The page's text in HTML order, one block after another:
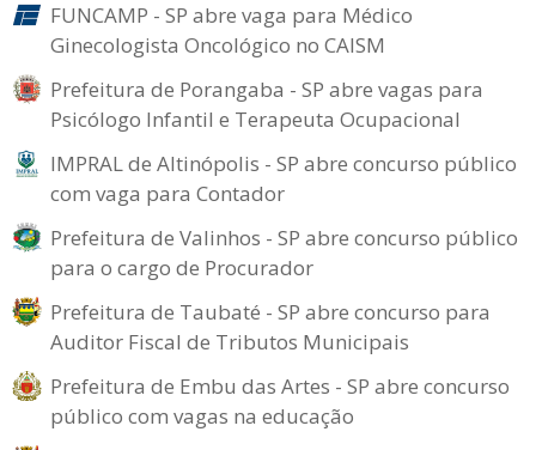
FUNCAMP - SP abre vaga para Médico
Ginecologista Oncológico no CAISM
Prefeitura de Porangaba - SP abre vagas para
Psicólogo Infantil e Terapeuta Ocupacional
IMPRAL de Altinópolis - SP abre concurso público
com vaga para Contador
Prefeitura de Valinhos - SP abre concurso público
para o cargo de Procurador
Prefeitura de Taubaté - SP abre concurso para
Auditor Fiscal de Tributos Municipais
Prefeitura de Embu das Artes - SP abre concurso
público com vagas na educação